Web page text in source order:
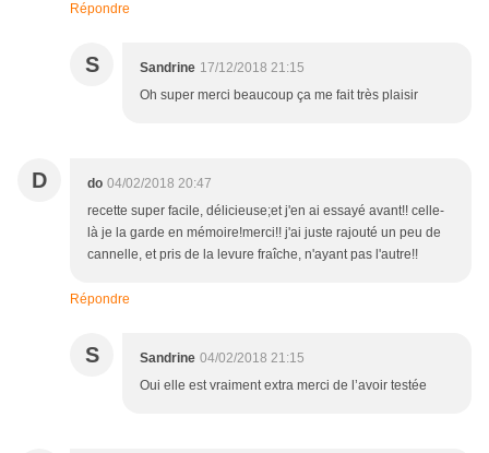
Répondre
S Sandrine 17/12/2018 21:15
Oh super merci beaucoup ça me fait très plaisir
D do 04/02/2018 20:47
recette super facile, délicieuse;et j'en ai essayé avant!! celle-
là je la garde en mémoire!merci!! j'ai juste rajouté un peu de
cannelle, et pris de la levure fraîche, n'ayant pas l'autre!!
Répondre
S Sandrine 04/02/2018 21:15
Oui elle est vraiment extra merci de l’avoir testée